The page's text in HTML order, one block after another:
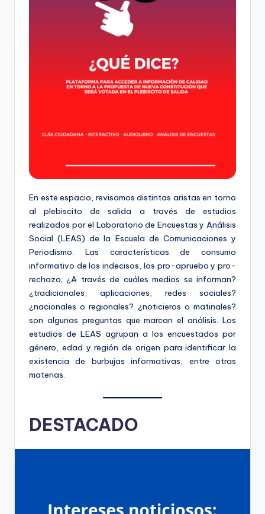
C
ki
En este espacio, revisamos distintas aristas en torno
al plebiscito de salida a través de estudios
realizados por el Laboratorio de Encuestas y Análisis
Social (LEAS) de la Escuela de Comunicaciones y
Periodismo. Las características de consumo
informativo de los indecisos, los pro-apruebo y pro-
rechazo; ¿A través de cuáles medios se informan?
¿tradicionales, aplicaciones, redes sociales?
¿nacionales o regionales? ¿noticieros o matinales?
son algunas preguntas que marcan el análisis. Los
estudios de LEAS agrupan a los encuestados por
género, edad y región de origen para identificar la
existencia de burbujas informativas, entre otras
materias.
DESTACADO